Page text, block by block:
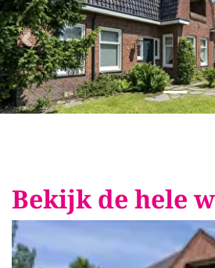
Vorige
Bekijk de hele
album